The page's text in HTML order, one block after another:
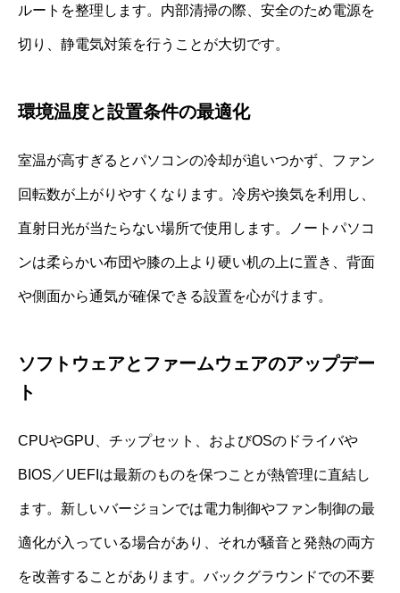
ルートを整理します。内部清掃の際、安全のため電源を
切り、静電気対策を行うことが大切です。
環境温度と設置条件の最適化
室温が高すぎるとパソコンの冷却が追いつかず、ファン
回転数が上がりやすくなります。冷房や換気を利用し、
直射日光が当たらない場所で使用します。ノートパソコ
ンは柔らかい布団や膝の上より硬い机の上に置き、背面
や側面から通気が確保できる設置を心がけます。
ソフトウェアとファームウェアのアップデー
ト
CPUやGPU、チップセット、およびOSのドライバや
BIOS／UEFIは最新のものを保つことが熱管理に直結し
ます。新しいバージョンでは電力制御やファン制御の最
適化が入っている場合があり、それが騒音と発熱の両方
を改善することがあります。バックグラウンドでの不要